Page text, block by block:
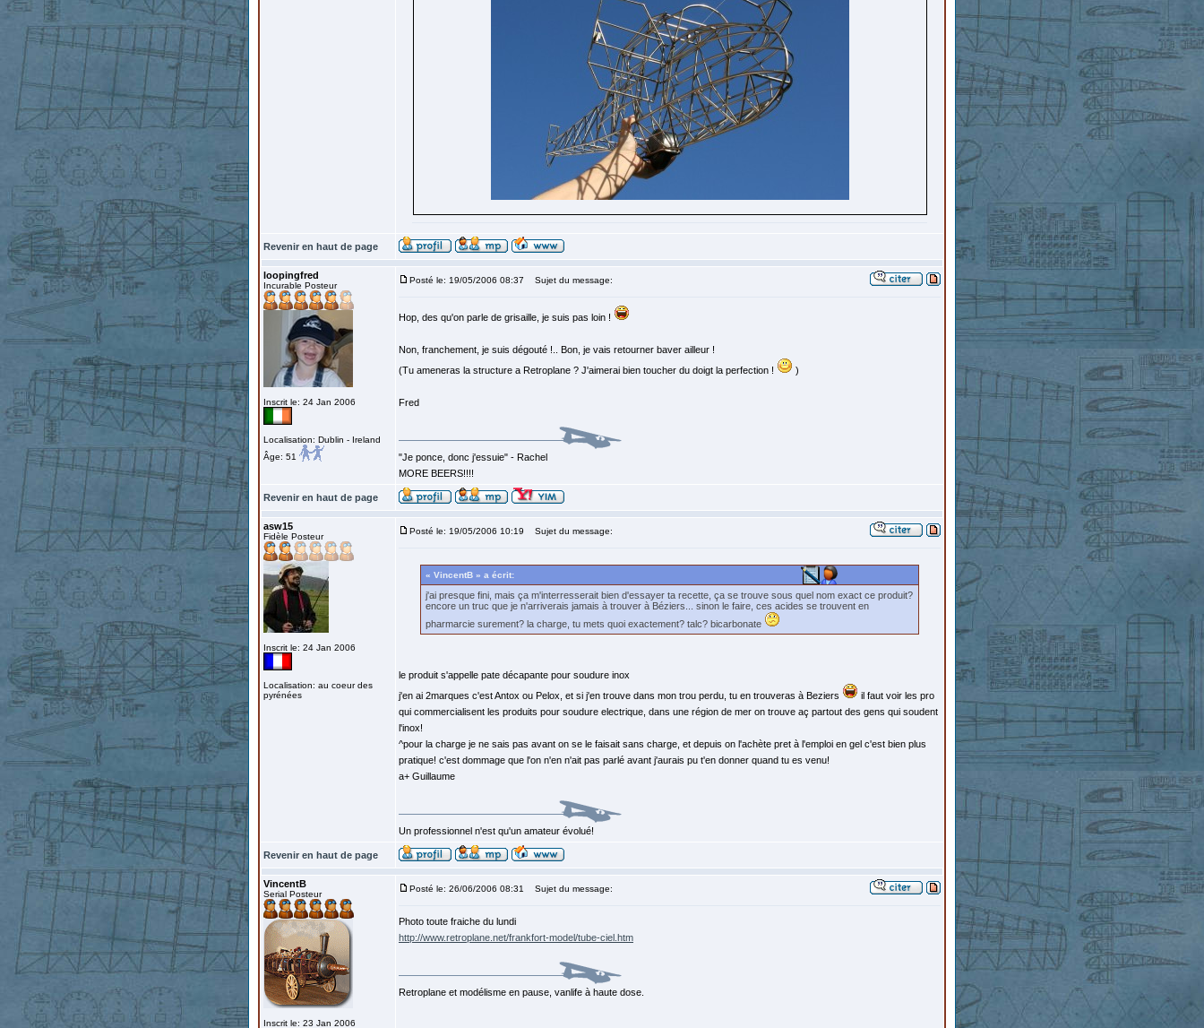
Revenir en haut de page
loopingfred
Incurable Posteur
Inscrit le: 24 Jan 2006
Localisation: Dublin - Ireland
Âge: 51
Posté le: 19/05/2006 08:37 Sujet du message:
Hop, des qu'on parle de grisaille, je suis pas loin !
Non, franchement, je suis dégouté !.. Bon, je vais retourner baver ailleur !
(Tu ameneras la structure a Retroplane ? J'aimerai bien toucher du doigt la perfection !
)
Fred
"Je ponce, donc j'essuie" - Rachel
MORE BEERS!!!!
Revenir en haut de page
asw15
Fidèle Posteur
Inscrit le: 24 Jan 2006
Localisation: au coeur des
pyrénées
Posté le: 19/05/2006 10:19 Sujet du message:
« VincentB » a écrit:
j'ai presque fini, mais ça m'interresserait bien d'essayer ta recette, ça se trouve sous quel nom exact ce produit?
encore un truc que je n'arriverais jamais à trouver à Béziers... sinon le faire, ces acides se trouvent en
pharmarcie surement? la charge, tu mets quoi exactement? talc? bicarbonate
le produit s'appelle pate décapante pour soudure inox
j'en ai 2marques c'est Antox ou Pelox, et si j'en trouve dans mon trou perdu, tu en trouveras à Beziers
il faut voir les pro
qui commercialisent les produits pour soudure electrique, dans une région de mer on trouve aç partout des gens qui soudent
l'inox!
^pour la charge je ne sais pas avant on se le faisait sans charge, et depuis on l'achète pret à l'emploi en gel c'est bien plus
pratique! c'est dommage que l'on n'en n'ait pas parlé avant j'aurais pu t'en donner quand tu es venu!
a+ Guillaume
Un professionnel n'est qu'un amateur évolué!
Revenir en haut de page
VincentB
Serial Posteur
Inscrit le: 23 Jan 2006
Posté le: 26/06/2006 08:31 Sujet du message:
Photo toute fraiche du lundi
http://www.retroplane.net/frankfort-model/tube-ciel.htm
Retroplane et modélisme en pause, vanlife à haute dose.